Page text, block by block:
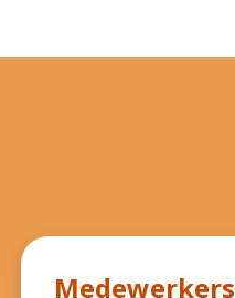
Medewerkers